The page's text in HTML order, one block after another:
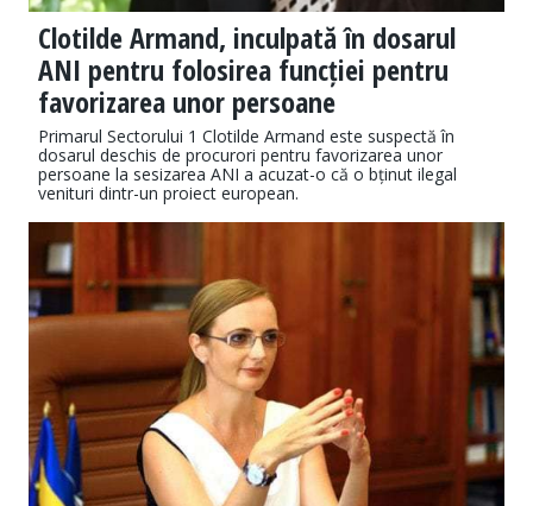
Clotilde Armand, inculpată în dosarul
ANI pentru folosirea funcției pentru
favorizarea unor persoane
Primarul Sectorului 1 Clotilde Armand este suspectă în
dosarul deschis de procurori pentru favorizarea unor
persoane la sesizarea ANI a acuzat-o că o bținut ilegal
venituri dintr-un proiect european.